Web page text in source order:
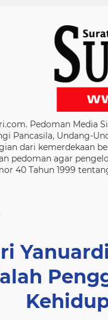
Pedoman Media
Pancasila, Undang-
dari kemerdekaan
pedoman agar
40 Tahun 1999